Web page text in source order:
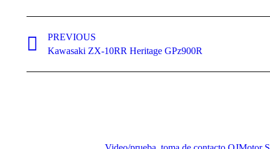
navigation
PREVIOUS
Previous
Kawasaki ZX-10RR Heritage GPz900R